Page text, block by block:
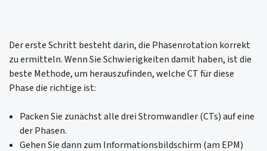
Der erste Schritt besteht darin, die Phasenrotation korrekt
zu ermitteln. Wenn Sie Schwierigkeiten damit haben, ist die
beste Methode, um herauszufinden, welche CT für diese
Phase die richtige ist:
Packen Sie zunächst alle drei Stromwandler (CTs) auf eine
der Phasen.
Gehen Sie dann zum Informationsbildschirm (am EPM)